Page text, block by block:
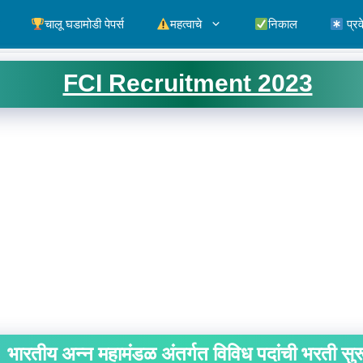
चालू घडामोडी पेपर्स महत्वाचे निकाल
FCI Recruitment 2023
भारतीय अन्न महामंडळ अंतर्गत विविध पदांची भरती